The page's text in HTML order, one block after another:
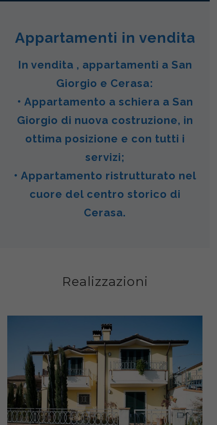
Appartamenti in vendita
In vendita , appartamenti a San
Giorgio e Cerasa:
• Appartamento a schiera a San
Giorgio di nuova costruzione, in
ottima posizione e con tutti i
servizi;
• Appartamento ristrutturato nel
cuore del centro storico di
Cerasa.
Realizzazioni